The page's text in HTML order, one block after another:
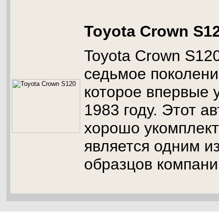
Toyota Crown
Toyota Crown
седьмое
которое впервые
1983 году. Этот
хорошо
является одним
образцов